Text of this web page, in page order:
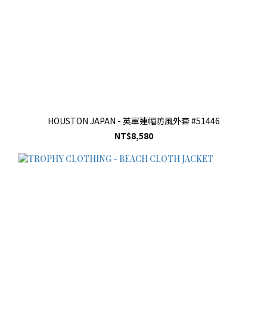
HOUSTON JAPAN - 英軍連帽防風外套 #51446
NT$8,580